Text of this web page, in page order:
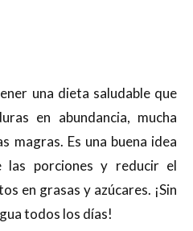
una dieta saludable que
en abundancia, mucha
magras. Es una buena idea
porciones y reducir el
en grasas y azúcares. ¡Sin
todos los días!